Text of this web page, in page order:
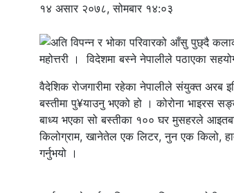
१४ असार २०७८, सोमबार १४:०३
महोत्तरी । विदेशमा बस्ने नेपालीले पठाएका
वैदेशिक रोजगारीमा रहेका नेपालीले संयुक्त अरब
बस्तीमा पु¥याउनु भएको हो । कोरोना भाइरस
बाध्य भएका सो बस्तीका १०० घर मुसहरले
किलोग्राम, खानेतेल एक लिटर, नुन एक किलो,
गर्नुभयो ।